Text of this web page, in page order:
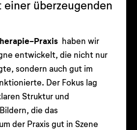
überzeugenden
Praxis
haben wir
entwickelt, die nicht nur
sondern auch gut im
Der Fokus lag
Struktur und
die das
der Praxis gut in Szene